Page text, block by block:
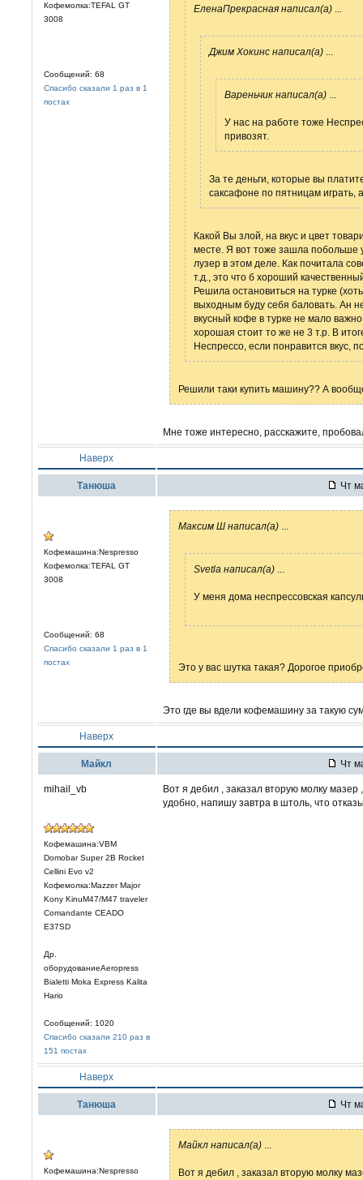
Кофемолка:TEFAL GT
3008
Сообщений: 68
Спасибо сказали 1 раз в 1
постах
ЕленаПрекрасная написал(а)
Джим Хокинс написал(а)
Вареньчик написал(а)
У нас на работе тоже
привозят.
За те деньги, которые вы
саксафоне по пятницам играть,
Какой Вы злой, на вкус и цвет
месте. Я вот тоже зашла побольше
лузер в этом деле. Как почитала
т.д., это что б хороший
Решила остановиться на турке
выходным буду себя баловать. Ан
вкусный кофе в турке не мало
хорошая стоит то же не 3 т.р. В
Неспрессо, если понравится вкус,
Решили таки купить машину?? А
Мне тоже интересно, расскажите,
Наверх
Танюша Чт
Кофемашина:Nespresso
Кофемолка:TEFAL GT
3008
Сообщений: 68
Спасибо сказали 1 раз в 1
постах
Максим Ш написал(а)
Svetla написал(а)
У меня дома неспрессовская
Это у вас шутка такая? Дорогое
Это где вы вдели кофемашину за такую
Наверх
Mайкл Чт
mihail_vb
Кофемашина:VBM
Domobar Super 2B Rocket
Cellini Evo v2
Кофемолка:Mazzer Major
Kony KinuM47/M47 traveler
Comandante CEADO
E37SD
Др.
оборудованиеAeropress
Bialetti Moka Express Kalita
Hario
Сообщений: 1020
Спасибо сказали 210 раз в
151 постах
Вот я дебил , заказал вторую молку
удобно, напишу завтра в штоль, что
Наверх
Танюша Чт
Кофемашина:Nespresso
Mайкл написал(а)
Вот я дебил , заказал вторую молку